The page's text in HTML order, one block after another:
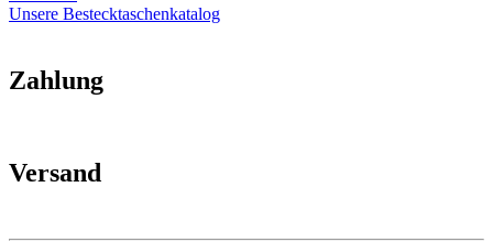
Unsere Bestecktaschenkatalog
Zahlung
Versand